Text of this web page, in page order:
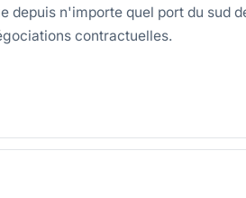
n'importe quel port du sud
contractuelles.